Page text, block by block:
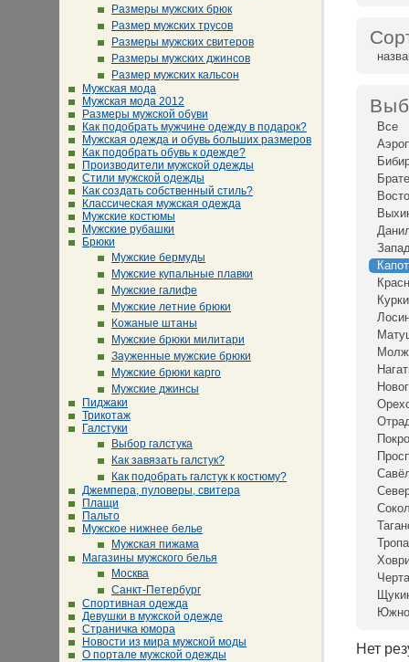
Размеры мужских брюк
Размер мужских трусов
Размеры мужских свитеров
Размеры мужских джинсов
Размер мужских кальсон
Мужская мода
Мужская мода 2012
Размеры мужской обуви
Как подобрать мужчине одежду в подарок?
Мужская одежда и обувь больших размеров
Как подобрать обувь к одежде?
Производители мужской одежды
Стили мужской одежды
Как создать собственный стиль?
Классическая мужская одежда
Мужские костюмы
Мужские рубашки
Брюки
Мужские бермуды
Мужские купальные плавки
Мужские галифе
Мужские летние брюки
Кожаные штаны
Мужские брюки милитари
Зауженные мужские брюки
Мужские брюки карго
Мужские джинсы
Пиджаки
Трикотаж
Галстуки
Выбор галстука
Как завязать галстук?
Как подобрать галстук к костюму?
Джемпера, пуловеры, свитера
Плащи
Пальто
Мужское нижнее белье
Мужская пижама
Магазины мужского белья
Москва
Санкт-Петербург
Спортивная одежда
Девушки в мужской одежде
Страничка юмора
Новости из мира мужской моды
О портале мужской одежды
Все
Нет